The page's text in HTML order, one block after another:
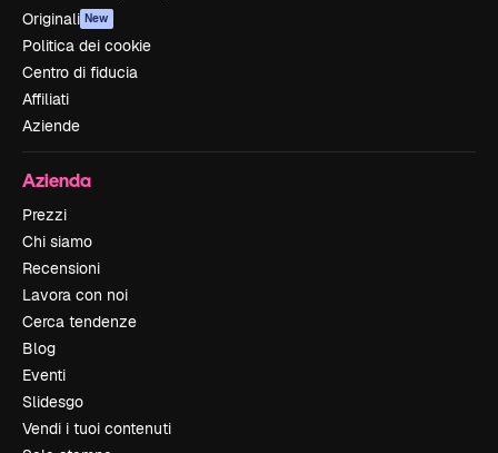
Originali New
Politica dei cookie
Centro di fiducia
Affiliati
Aziende
Azienda
Prezzi
Chi siamo
Recensioni
Lavora con noi
Cerca tendenze
Blog
Eventi
Slidesgo
Vendi i tuoi contenuti